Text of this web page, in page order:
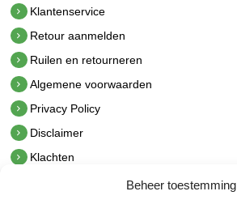
Beheer toestemming
Klantenservice
Retour aanmelden
Ruilen en retourneren
Algemene voorwaarden
Privacy Policy
Disclaimer
Klachten